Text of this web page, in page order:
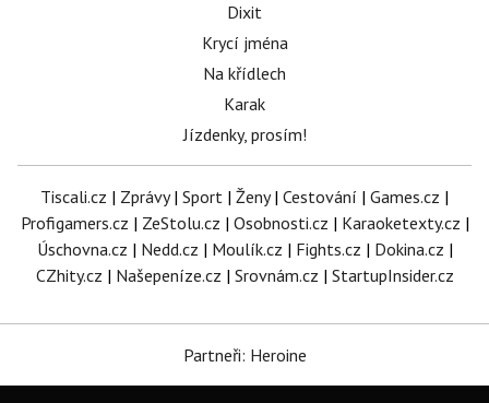
Dixit
Krycí jména
Na křídlech
Karak
Jízdenky, prosím!
Tiscali.cz | Zprávy| Sport | Ženy| Cestování | Games.cz |
Profigamers.cz | ZeStolu.cz | Osobnosti.cz | Karaoketexty.cz |
Úschovna.cz | Nedd.cz | Moulík.cz | Fights.cz | Dokina.cz |
CZhity.cz | Našepeníze.cz | Srovnám.cz | StartupInsider.cz
Partneři: Heroine